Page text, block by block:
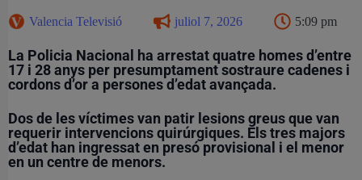
Valencia Televisió juliol 7, 2026 5:09 pm
La Policia Nacional ha arrestat quatre homes d’entre
17 i 28 anys per presumptament sostraure cadenes i
cordons d’or a persones d’edat avançada.
Dos de les víctimes van patir lesions greus que van
requerir intervencions quirúrgiques. Els tres majors
d’edat han ingressat en presó provisional i el menor
en un centre de menors.